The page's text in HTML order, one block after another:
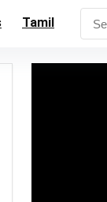
Tamil